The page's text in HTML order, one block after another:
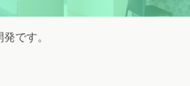
です。